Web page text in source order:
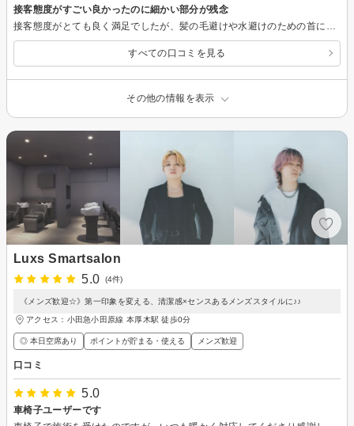
接客態度がすごい良かったのに細かい部分が残念
すべての口コミを見る
その他の情報を表示
Luxs Smartsalon
5.0
(4件)
《メンズ歓迎☆》第一印象を変える、清潔感×センスあるメンズスタイルに♪♪
アクセス：小田急小田原線 本厚木駅 徒歩0分
◎ 本日空席あり ポイントが貯まる・使える メンズ歓迎
口コミ
5.0
車椅子ユーザーです